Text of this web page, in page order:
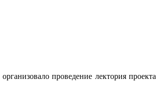
проведение лектория проекта